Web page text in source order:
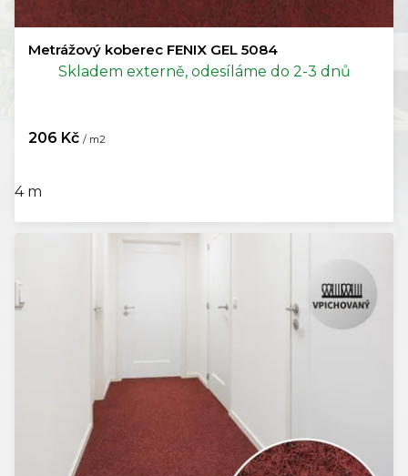
Metrážový koberec FENIX GEL 5084
Skladem externě, odesíláme do 2-3 dnů
206 Kč / m2
4 m